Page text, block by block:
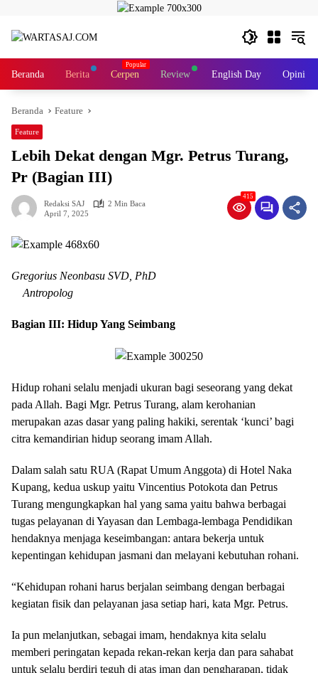
Beranda Berita Cerpen Review English Day Opini
Beranda Feature
Feature
Lebih Dekat dengan Mgr. Petrus Turang,
Pr (Bagian III)
Redaksi SAJ
2 Min Baca
April 7, 2025
415
Gregorius Neonbasu SVD, PhD
Antropolog
Bagian III: Hidup Yang Seimbang
Hidup rohani selalu menjadi ukuran bagi seseorang yang dekat
pada Allah. Bagi Mgr. Petrus Turang, alam kerohanian
merupakan azas dasar yang paling hakiki, serentak ‘kunci’ bagi
citra kemandirian hidup seorang imam Allah.
Dalam salah satu RUA (Rapat Umum Anggota) di Hotel Naka
Kupang, kedua uskup yaitu Vincentius Potokota dan Petrus
Turang mengungkapkan hal yang sama yaitu bahwa berbagai
tugas pelayanan di Yayasan dan Lembaga-lembaga Pendidikan
hendaknya menjaga keseimbangan: antara bekerja untuk
kepentingan kehidupan jasmani dan melayani kebutuhan rohani.
“Kehidupan rohani harus berjalan seimbang dengan berbagai
kegiatan fisik dan pelayanan jasa setiap hari, kata Mgr. Petrus.
Ia pun melanjutkan, sebagai imam, hendaknya kita selalu
memberi peringatan kepada rekan-rekan kerja dan para sahabat
untuk selalu berdiri teguh di atas iman dan pengharapan, tidak